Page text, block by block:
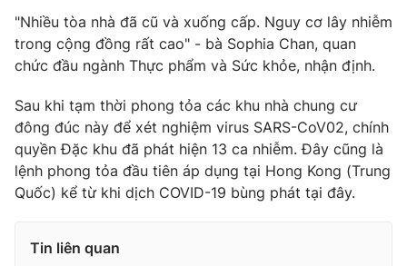
VTV9 VTV8
Liên hệ tòa soạn English
THỜI BÁO VTV
"Nhiều tòa nhà đã cũ và xuống cấp. Nguy cơ lây nhiễm
trong cộng đồng rất cao" - bà Sophia Chan, quan
chức đầu ngành Thực phẩm và Sức khỏe, nhận định.
Sau khi tạm thời phong tỏa các khu nhà chung cư
đông đúc này để xét nghiệm virus SARS-CoV02, chính
quyền Đặc khu đã phát hiện 13 ca nhiễm. Đây cũng là
lệnh phong tỏa đầu tiên áp dụng tại Hong Kong (Trung
Quốc) kể từ khi dịch COVID-19 bùng phát tại đây.
Tin liên quan